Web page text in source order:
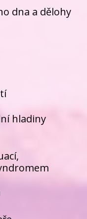
dna a dělohy
hladiny